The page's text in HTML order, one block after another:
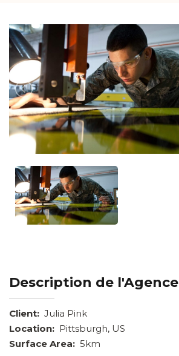
Previous
Description de l'Agence
Client: Julia Pink
Location: Pittsburgh, US
Surface Area: 5km